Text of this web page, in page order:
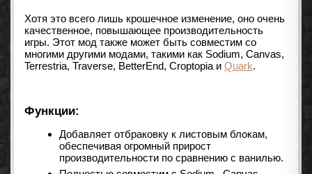
Хотя это всего лишь крошечное изменение, оно очень
качественное, повышающее производительность
игры. Этот мод также может быть совместим со
многими другими модами, такими как Sodium, Canvas,
Terrestria, Traverse, BetterEnd, Croptopia и Quark.
Функции:
Добавляет отбраковку к листовым блокам,
обеспечивая огромный прирост
производительности по сравнению с ванилью.